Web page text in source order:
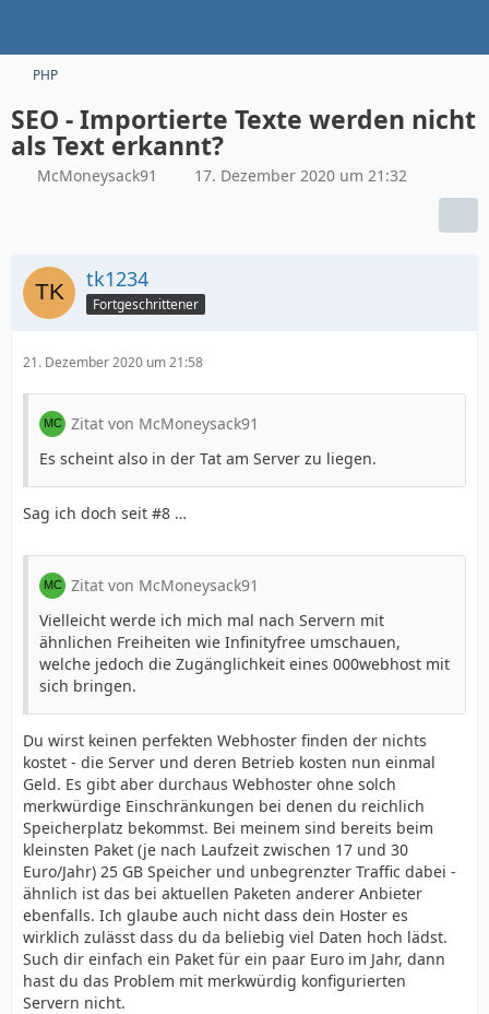
PHP
SEO - Importierte Texte werden nicht
als Text erkannt?
McMoneysack91 17. Dezember 2020 um 21:32
tk1234
Fortgeschrittener
21. Dezember 2020 um 21:58
Zitat von McMoneysack91
Es scheint also in der Tat am Server zu liegen.
Sag ich doch seit #8 …
Zitat von McMoneysack91
Vielleicht werde ich mich mal nach Servern mit
ähnlichen Freiheiten wie Infinityfree umschauen,
welche jedoch die Zugänglichkeit eines 000webhost mit
sich bringen.
Du wirst keinen perfekten Webhoster finden der nichts
kostet - die Server und deren Betrieb kosten nun einmal
Geld. Es gibt aber durchaus Webhoster ohne solch
merkwürdige Einschränkungen bei denen du reichlich
Speicherplatz bekommst. Bei meinem sind bereits beim
kleinsten Paket (je nach Laufzeit zwischen 17 und 30
Euro/Jahr) 25 GB Speicher und unbegrenzter Traffic dabei -
ähnlich ist das bei aktuellen Paketen anderer Anbieter
ebenfalls. Ich glaube auch nicht dass dein Hoster es
wirklich zulässt dass du da beliebig viel Daten hoch lädst.
Such dir einfach ein Paket für ein paar Euro im Jahr, dann
hast du das Problem mit merkwürdig konfigurierten
Servern nicht.